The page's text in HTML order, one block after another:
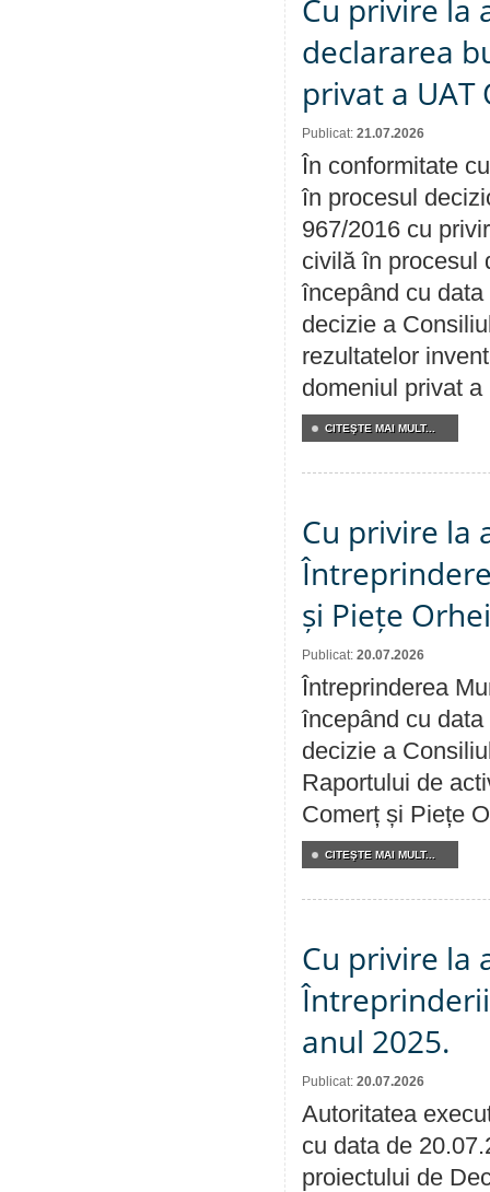
Cu privire la
declararea
privat a UAT
Publicat: 21.07.2026
În conformitate
în procesul
967/2016 cu
civilă în procesul
începând cu
decizie a
rezultatelor
domeniul privat a
CITEŞTE MAI MULT...
Cu privire la
și Piețe
Publicat: 20.07.2026
Întreprinderea
începând cu
decizie a
Raportului de
Comerț și Piețe
CITEŞTE MAI MULT...
Cu privire la
anul 2025.
Publicat: 20.07.2026
Autoritatea
cu data de
proiectului de